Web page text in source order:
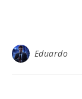
Eduardo